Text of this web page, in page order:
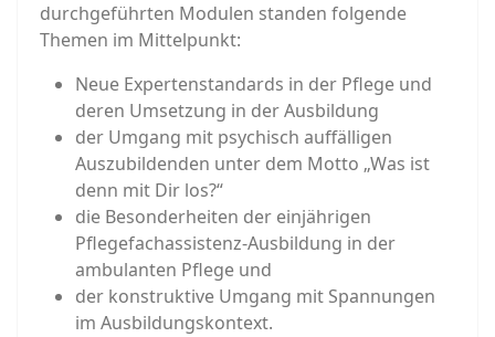
durchgeführten Modulen standen folgende
Themen im Mittelpunkt:
Neue Expertenstandards in der Pflege und
deren Umsetzung in der Ausbildung
der Umgang mit psychisch auffälligen
Auszubildenden unter dem Motto „Was ist
denn mit Dir los?“
die Besonderheiten der einjährigen
Pflegefachassistenz-Ausbildung in der
ambulanten Pflege und
der konstruktive Umgang mit Spannungen
im Ausbildungskontext.